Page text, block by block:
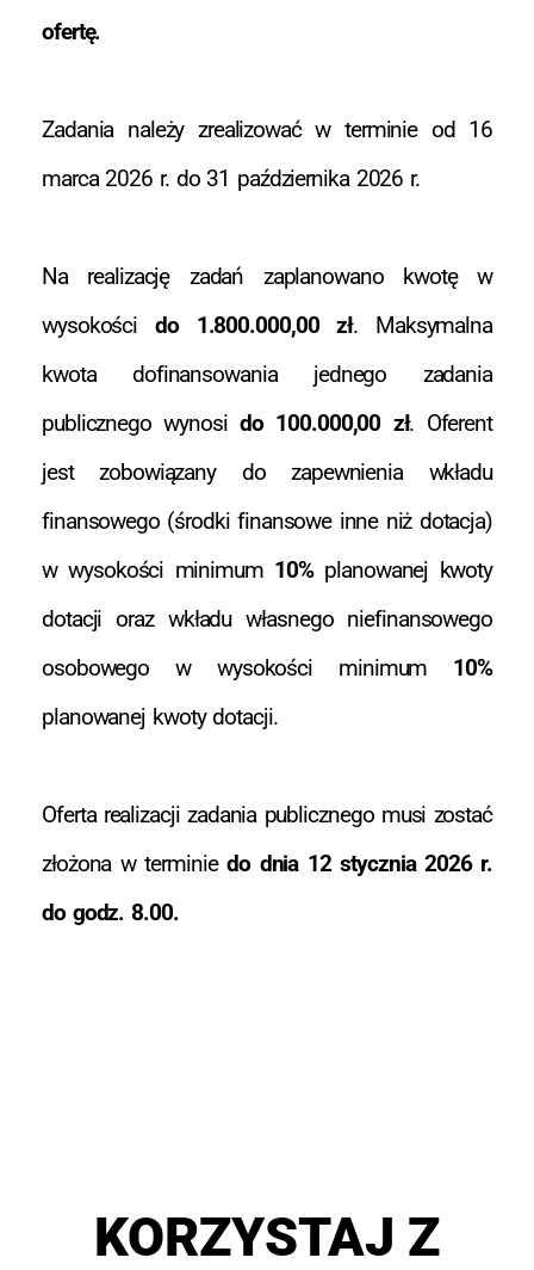
ofertę.
Zadania należy zrealizować w terminie od 16
marca 2026 r. do 31 października 2026 r.
Na realizację zadań zaplanowano kwotę w
wysokości do 1.800.000,00 zł. Maksymalna
kwota dofinansowania jednego zadania
publicznego wynosido 100.000,00 zł. Oferent
jest zobowiązany do zapewnienia wkładu
finansowego (środki finansowe inne niż dotacja)
w wysokości minimum 10%planowanej kwoty
dotacji oraz wkładu własnego niefinansowego
osobowego w wysokości minimum 10%
planowanej kwoty dotacji.
Oferta realizacji zadania publicznego musi zostać
złożona w terminiedo dnia 12 stycznia 2026 r.
do godz. 8.00.
KORZYSTAJ Z